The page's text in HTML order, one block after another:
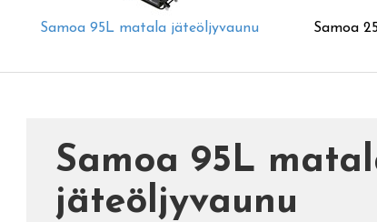
Samoa 95L matala jäteöljyvaunu Samoa
Samoa 95L
jäteöljyvaunu